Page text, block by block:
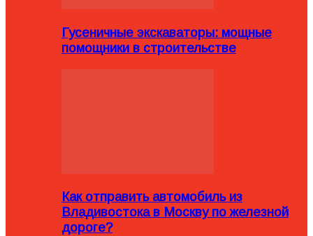
Гусеничные экскаваторы: мощные
помощники в строительстве
Как отправить автомобиль из
Владивостока в Москву по железной
дороге?